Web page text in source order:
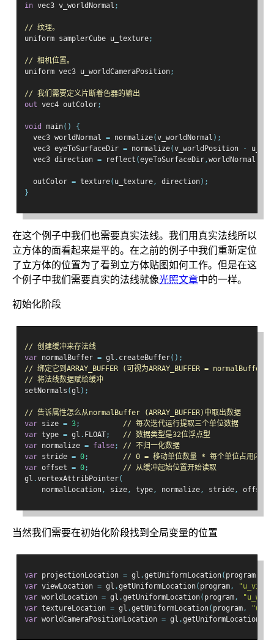
in vec3 v_worldNormal ;
// 纹理。
uniform samplerCube u_texture;
// 相机位置。
uniform vec3 u_worldCameraPosition;
// 我们需要定义片断着色器的输出
out vec4 outColor;
void main()
{
  vec3 worldNormal
= normalize(v_worldNormal );
  vec3 eyeToSurfaceDir
= normalize(v_worldPosition -
  vec3 direction
= reflect (eyeToSurfaceDir,worldNormal
  outColor
= texture( u_texture, direction);
}
在这个例子中我们也需要真实法线。我们用真实法线所以
立方体的面看起来是平的。在之前的例子中我们重新定位
了立方体的位置为了看到立方体贴图如何工作。但是在这
个例子中我们需要真实的法线就像光照文章中的一样。
初始化阶段
// 创建缓冲来存法线
var normalBuffer = gl . createBuffer();
// 绑定它到ARRAY_BUFFER (可视为ARRAY_BUFFER = normalBuffer)
// 将法线数据赋给缓冲
setNormals (gl );
// 告诉属性怎么从normalBuffer (ARRAY_BUFFER)中取出数据
var size = 3;
// 每次迭代运行提取三个单位数据
var type = gl . FLOAT;
// 数据类型是32位浮点型
var normalize = false;
// 不归一化数据
var stride = 0;
// 0 = 移动单位数量 * 每个单位占用内
var offset = 0;
// 从缓冲起始位置开始读取
gl .vertexAttribPointer(
    normalLocation
, size, type, normalize, stride, offset
当然我们需要在初始化阶段找到全局变量的位置
var projectionLocation = gl .getUniformLocation( program
var viewLocation = gl .getUniformLocation( program, "u_view"
var worldLocation = gl .getUniformLocation( program,
var textureLocation = gl .getUniformLocation( program,
var worldCameraPositionLocation = gl .getUniformLocation